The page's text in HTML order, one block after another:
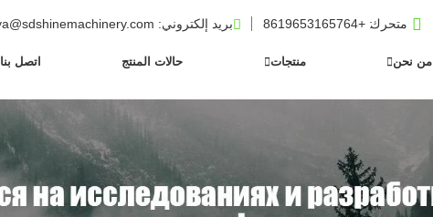
من نحن منتجات حالات المنتج اتصل بنا
متحرك: +8619653165764 بريد إلكتروني: iliya@sdshinemachinery.com